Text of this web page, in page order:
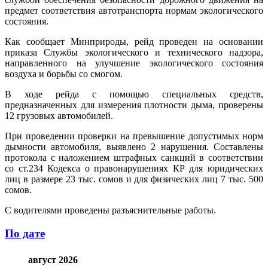
предмет соответствия автотранспорта нормам экологического
состояния.
Как сообщает Минприроды, рейд проведен на основании
приказа Службы экологического и технического надзора,
направленного на улучшение экологического состояния
воздуха и борьбы со смогом.
В ходе рейда с помощью специальных средств,
предназначенных для измерения плотности дыма, проверены
12 грузовых автомобилей.
При проведении проверки на превышение допустимых норм
дымности автомобиля, выявлено 2 нарушения. Составлены
протокола с наложением штрафных санкций в соответствии
со ст.234 Кодекса о правонарушениях КР для юридических
лиц в размере 23 тыс. сомов и для физических лиц 7 тыс. 500
сомов.
С водителями проведены разъяснительные работы.
По дате
август 2026